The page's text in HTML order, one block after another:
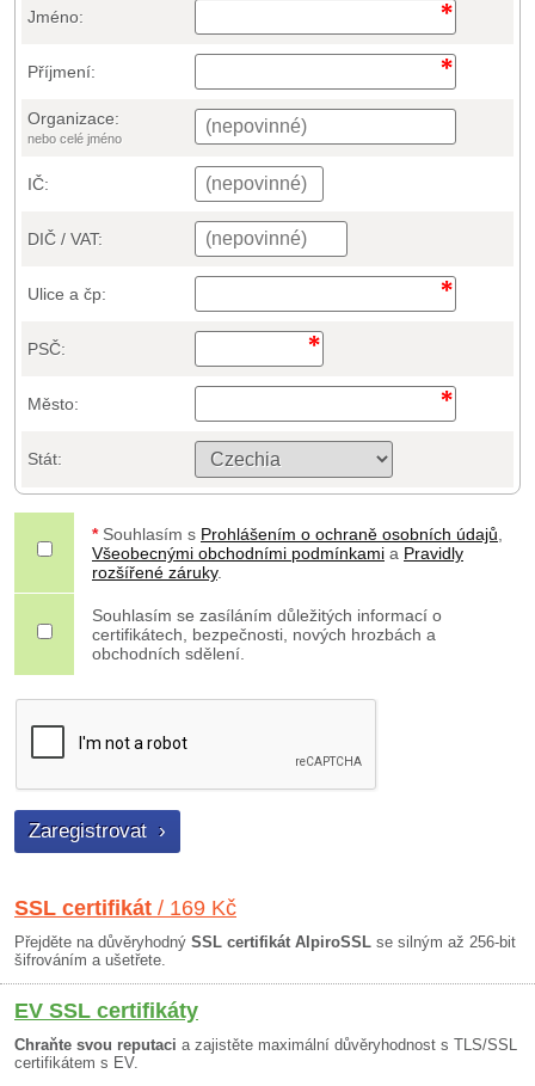
Jméno:
Příjmení:
Organizace:
nebo celé jméno
IČ:
DIČ / VAT:
Ulice a čp:
PSČ:
Město:
Stát:
* Souhlasím s Prohlášením o ochraně osobních údajů
Všeobecnými obchodními podmínkami a Pravidly
rozšířené záruky.
Souhlasím se zasíláním důležitých informací o
certifikátech, bezpečnosti, nových hrozbách a
obchodních sdělení.
SSL certifikát / 169 Kč
Přejděte na důvěryhodný SSL certifikát AlpiroSSL se silným až 256-bit
šifrováním a ušetřete.
EV SSL certifikáty
Chraňte svou reputaci a zajistěte maximální důvěryhodnost s TLS/SSL
certifikátem s EV.